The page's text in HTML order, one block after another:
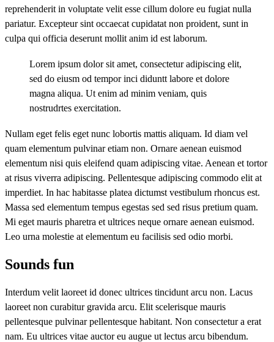
reprehenderit in voluptate velit esse cillum dolore eu fugiat nulla
pariatur. Excepteur sint occaecat cupidatat non proident, sunt in
culpa qui officia deserunt mollit anim id est laborum.
Lorem ipsum dolor sit amet, consectetur adipiscing elit,
sed do eiusm od tempor inci diduntt labore et dolore
magna aliqua. Ut enim ad minim veniam, quis
nostrudrtes exercitation.
Nullam eget felis eget nunc lobortis mattis aliquam. Id diam vel
quam elementum pulvinar etiam non. Ornare aenean euismod
elementum nisi quis eleifend quam adipiscing vitae. Aenean et tortor
at risus viverra adipiscing. Pellentesque adipiscing commodo elit at
imperdiet. In hac habitasse platea dictumst vestibulum rhoncus est.
Massa sed elementum tempus egestas sed sed risus pretium quam.
Mi eget mauris pharetra et ultrices neque ornare aenean euismod.
Leo urna molestie at elementum eu facilisis sed odio morbi.
Sounds fun
Interdum velit laoreet id donec ultrices tincidunt arcu non. Lacus
laoreet non curabitur gravida arcu. Elit scelerisque mauris
pellentesque pulvinar pellentesque habitant. Non consectetur a erat
nam. Eu ultrices vitae auctor eu augue ut lectus arcu bibendum.